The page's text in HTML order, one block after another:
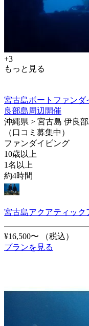
+3
もっと見る
宮古島ボートファン
良部島周辺開催
沖縄県 > 宮古島 伊良
（口コミ募集中）
ファンダイビング
10歳以上
1名以上
約4時間
宮古島アクアティック
¥16,500〜
（税込）
プランを見る